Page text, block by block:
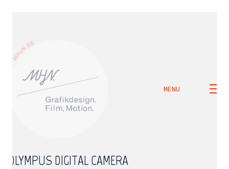
MENU
OLYMPUS DIGITAL CAMERA